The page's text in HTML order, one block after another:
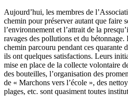
Aujourd’hui, les membres de
chemin pour préserver autant que faire
l’environnement et l’attrait de la
ravages des pollutions et du bétonnage.
chemin parcouru pendant ces quarante
ils ont quelques satisfactions. Leurs
mise en place de la collecte volontaire
des bouteilles, l’organisation des
de « Marchons vers l’école », des
plages, etc. sont quasiment toutes